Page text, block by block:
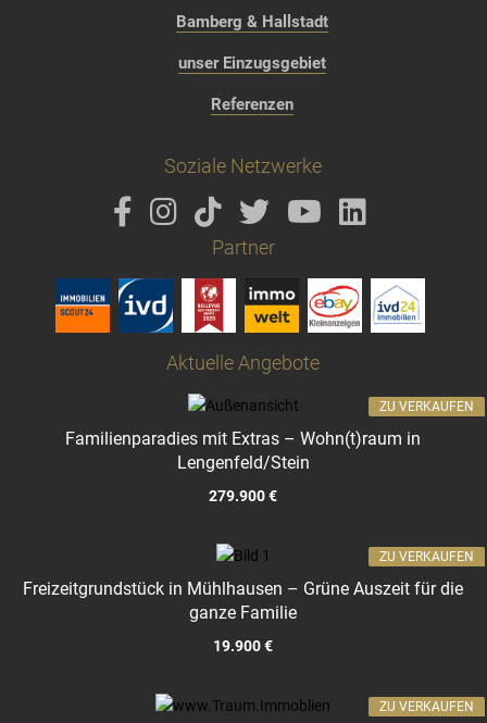
Bamberg & Hallstadt
unser Einzugsgebiet
Referenzen
Soziale Netzwerke
Partner
Aktuelle Angebote
Familienparadies mit Extras – Wohn(t)raum in
Lengenfeld/Stein
279.900 €
ZU VERKAUFEN
Freizeitgrundstück in Mühlhausen – Grüne Auszeit für die
ganze Familie
19.900 €
ZU VERKAUFEN
ZU VERKAUFEN